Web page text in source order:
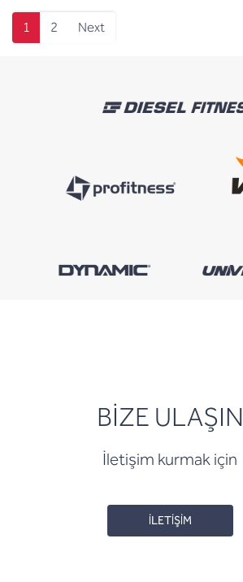
1 2 Next
BİZE ULAŞIN
İletişim kurmak için
İLETİŞİM